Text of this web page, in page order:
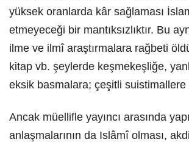
yüksek oranlarda kâr sağlaması
etmeyeceği bir mantıksızlıktır. Bu
ilme ve ilmî araştırmalara rağbeti
kitap vb. şeylerde keşmekeşliğe,
eksik basmalara; çeşitli suistimallere
Ancak müellifle yayıncı arasında
anlaşmalarının da Islâmî olması,